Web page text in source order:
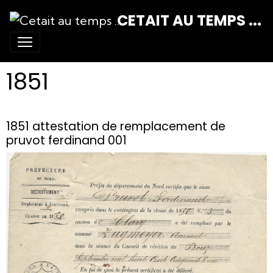
CETAIT AU TEMPS ...
1851
1851 attestation de remplacement de
pruvot ferdinand 001